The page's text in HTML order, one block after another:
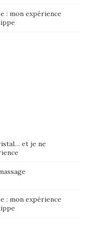
: mon expérience
et je ne
: mon expérience